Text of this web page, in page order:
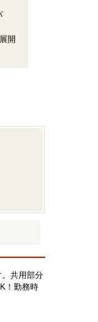
開
共用部分
！勤務時